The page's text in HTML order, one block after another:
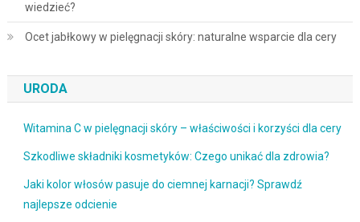
wiedzieć?
Ocet jabłkowy w pielęgnacji skóry: naturalne wsparcie dla cery
URODA
Witamina C w pielęgnacji skóry – właściwości i korzyści dla cery
Szkodliwe składniki kosmetyków: Czego unikać dla zdrowia?
Jaki kolor włosów pasuje do ciemnej karnacji? Sprawdź
najlepsze odcienie